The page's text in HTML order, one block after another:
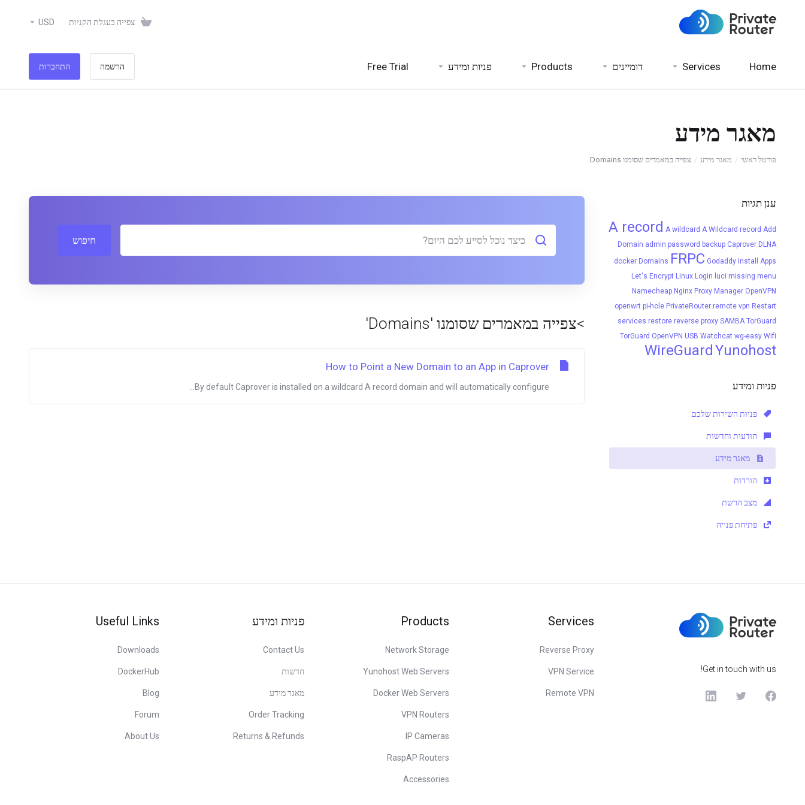
צפייה בעגלת הקניות USD
Home
Services דומיינים Products פניות ומידע Free Trial הרשמה התחברות
מאגר מידע
פורטל ראשי מאגר מידע צפייה במאמרים שסומנו Domains
ענן תגיות
A record A wildcard A Wildcard record Add
Domain admin password backup Caprover DLNA
docker Domains FRPC Godaddy Install Apps
Let's Encrypt Linux Login luci missing menu
Namecheap Nginx Proxy Manager OpenVPN
openwrt pi-hole PrivateRouter remote vpn Restart
services restore reverse proxy SAMBA TorGuard
TorGuard OpenVPN USB Watchcat wg-easy Wifi
WireGuard Yunohost
פניות ומידע
פניות השירות שלכם
הודעות וחדשות
מאגר מידע
הורדות
מצב הרשת
פתיחת פנייה
חיפוש
>צפייה במאמרים שסומנו 'Domains'
How to Point a New Domain to an App in Caprover
By default Caprover is installed on a wildcard A record domain and will automatically configure...
Get in touch with us!
Services
Reverse Proxy
VPN Service
Remote VPN
Products
Network Storage
Yunohost Web Servers
Docker Web Servers
VPN Routers
IP Cameras
RaspAP Routers
Accessories
פניות ומידע
Contact Us
חדשות
מאגר מידע
Order Tracking
Returns & Refunds
Useful Links
Downloads
DockerHub
Blog
Forum
About Us